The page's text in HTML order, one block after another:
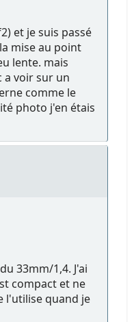
et je suis passé
mise au point
lente. mais
a voir sur un
comme le
photo j'en étais
33mm/1,4. J'ai
compact et ne
l'utilise quand je